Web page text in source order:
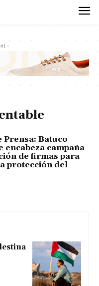
-
Prensa: Batuco
encabeza campaña
de firmas para
protección del